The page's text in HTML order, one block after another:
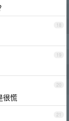
18
19
20
很慌
21